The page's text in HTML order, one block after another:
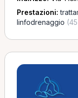
Prestazioni:
linfodrenaggio